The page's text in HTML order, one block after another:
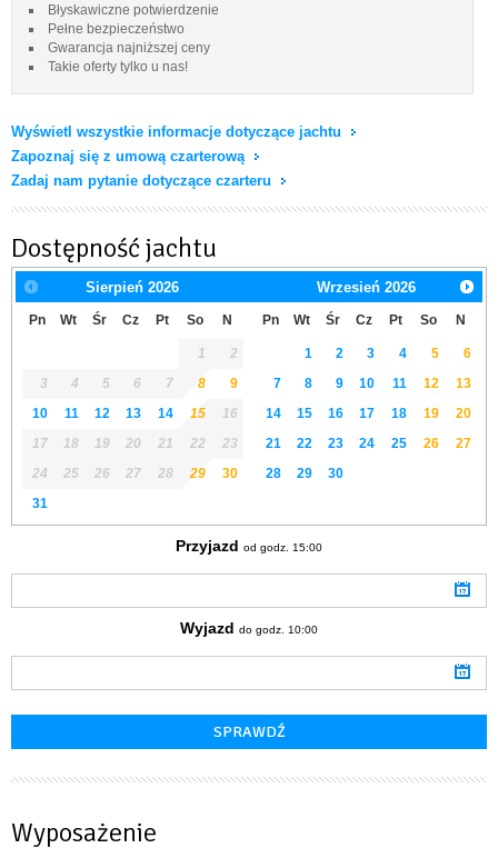
Błyskawiczne potwierdzenie
Pełne bezpieczeństwo
Gwarancja najniższej ceny
Takie oferty tylko u nas!
Wyświetl wszystkie informacje dotyczące jachtu
Zapoznaj się z umową czarterową
Zadaj nam pytanie dotyczące czarteru
Dostępność jachtu
Sierpień 2026
Pn Wt Śr Cz Pt So N
1
2
3
4 5 6 7 8
9
10
11 12 13 14 15
16
17
18 19 20 21 22
23
24
25 26 27 28 29
30
31
Wrzesień 2026
Pn Wt Śr Cz Pt So N
1 2 3 4 5
6
7
8 9 10 11 12
13
14
15 16 17 18 19
20
21
22 23 24 25 26
27
28
29 30
Przyjazd od godz. 15:00
Wyjazd do godz. 10:00
Wyposażenie